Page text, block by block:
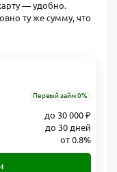
— удобно.
ту же сумму, что
Первый займ 0%
до 30 000 ₽
до 30 дней
от 0.8%